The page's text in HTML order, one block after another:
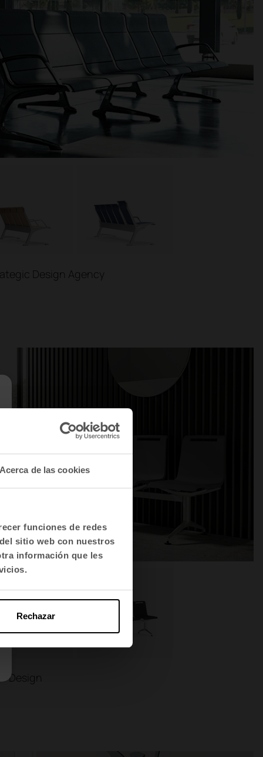
de las cookies
funciones de redes
sitio web con nuestros
información que les
Rechazar
Design Agency
Design